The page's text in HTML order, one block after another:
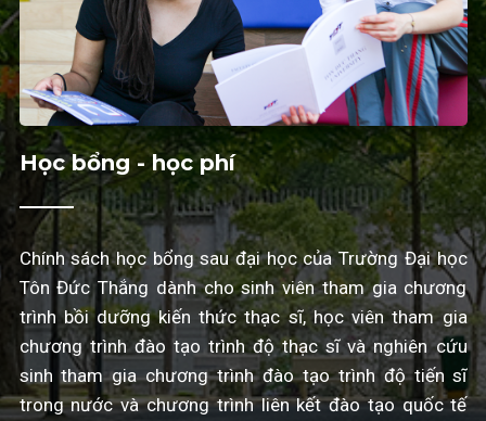
Học bổng - học phí
Chính sách học bổng sau đại học của Trường Đại học
Tôn Đức Thắng dành cho sinh viên tham gia chương
trình bồi dưỡng kiến thức thạc sĩ, học viên tham gia
chương trình đào tạo trình độ thạc sĩ và nghiên cứu
sinh tham gia chương trình đào tạo trình độ tiến sĩ
trong nước và chương trình liên kết đào tạo quốc tế